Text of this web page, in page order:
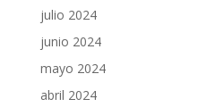
julio 2024
junio 2024
mayo 2024
abril 2024